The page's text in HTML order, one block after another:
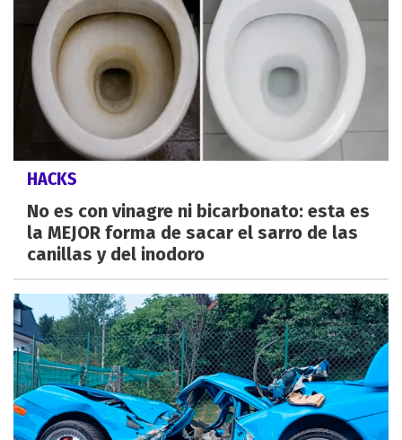
HACKS
No es con vinagre ni bicarbonato: esta es
la MEJOR forma de sacar el sarro de las
canillas y del inodoro